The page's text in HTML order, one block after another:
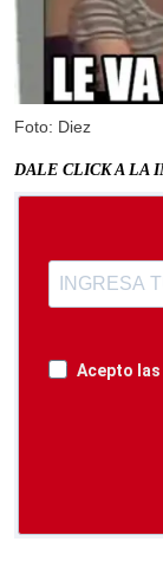
Foto: Diez
DALE CLICK A LA
Acepto